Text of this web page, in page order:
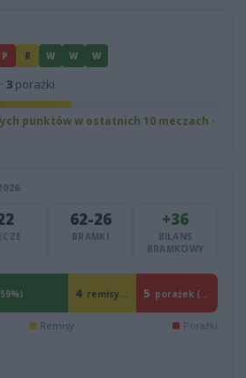
P R W W W
3 porażki
punktów w ostatnich 10 meczach ·
62-26
BRAMKI
+36
BILANS
BRAMKOWY
4 remisy (18%) 5 porażek (23%)
Remisy Porażki